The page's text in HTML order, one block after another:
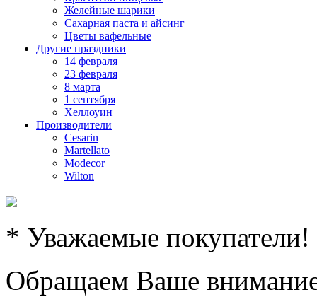
Желейные шарики
Сахарная паста и айсинг
Цветы вафельные
Другие праздники
14 февраля
23 февраля
8 марта
1 сентября
Хеллоуин
Производители
Cesarin
Martellato
Modecor
Wilton
* Уважаемые покупатели!
Обращаем Ваше